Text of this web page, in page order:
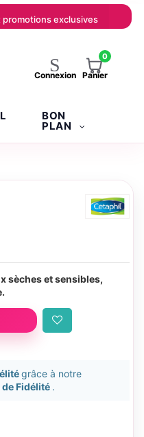
promotions exclusives
Connexion
0
Panier
BON
PLAN
sèches et sensibles,
grâce à notre
Fidélité .